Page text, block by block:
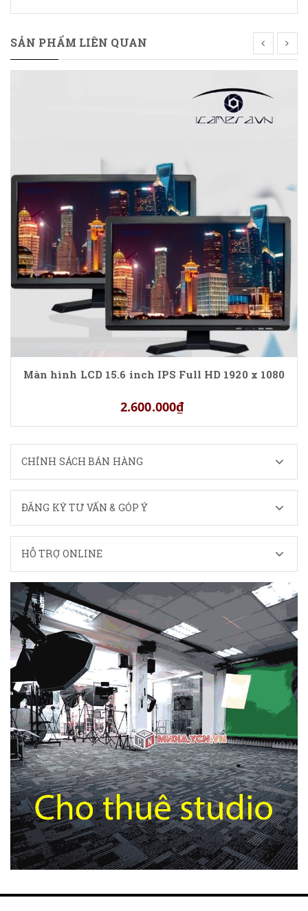
SẢN PHẨM LIÊN QUAN
Màn hình LCD 15.6 inch IPS Full HD 1920 x 1080
2.600.000₫
CHÍNH SÁCH BÁN HÀNG
ĐĂNG KÝ TƯ VẤN & GÓP Ý
HỖ TRỢ ONLINE